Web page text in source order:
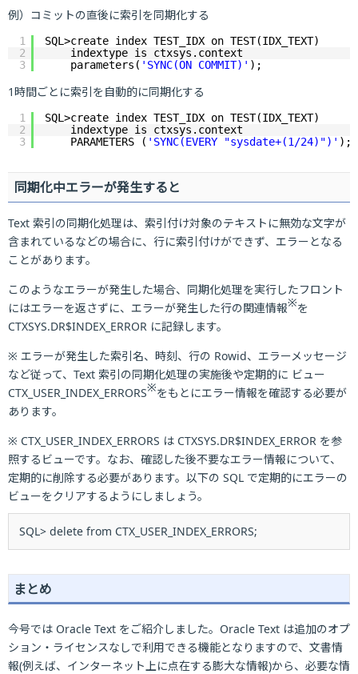
例）コミットの直後に索引を同期化する
1
2
3
SQL>create index TEST_IDX on TEST(IDX_TEXT)
indextype is ctxsys.context
parameters( 'SYNC(ON COMMIT)' );
1時間ごとに索引を自動的に同期化する
1
2
3
SQL>create index TEST_IDX on TEST(IDX_TEXT)
indextype is ctxsys.context
PARAMETERS ( 'SYNC(EVERY "sysdate+(1/24)")' );
同期化中エラーが発生すると
Text 索引の同期化処理は、索引付け対象のテキストに無効な文字が
含まれているなどの場合に、行に索引付けができず、エラーとなる
ことがあります。
このようなエラーが発生した場合、同期化処理を実行したフロント
にはエラーを返さずに、エラーが発生した行の関連情報※を
CTXSYS.DR$INDEX_ERROR に記録します。
※ エラーが発生した索引名、時刻、行の Rowid、エラーメッセージ
など従って、Text 索引の同期化処理の実施後や定期的に ビュー
CTX_USER_INDEX_ERRORS※をもとにエラー情報を確認する必要が
あります。
※ CTX_USER_INDEX_ERRORS は CTXSYS.DR$INDEX_ERROR を参
照するビューです。なお、確認した後不要なエラー情報について、
定期的に削除する必要があります。以下の SQL で定期的にエラーの
ビューをクリアするようにしましょう。
SQL> delete from CTX_USER_INDEX_ERRORS;
まとめ
今号では Oracle Text をご紹介しました。Oracle Text は追加のオプ
ション・ライセンスなしで利用できる機能となりますので、文書情
報(例えば、インターネット上に点在する膨大な情報)から、必要な情